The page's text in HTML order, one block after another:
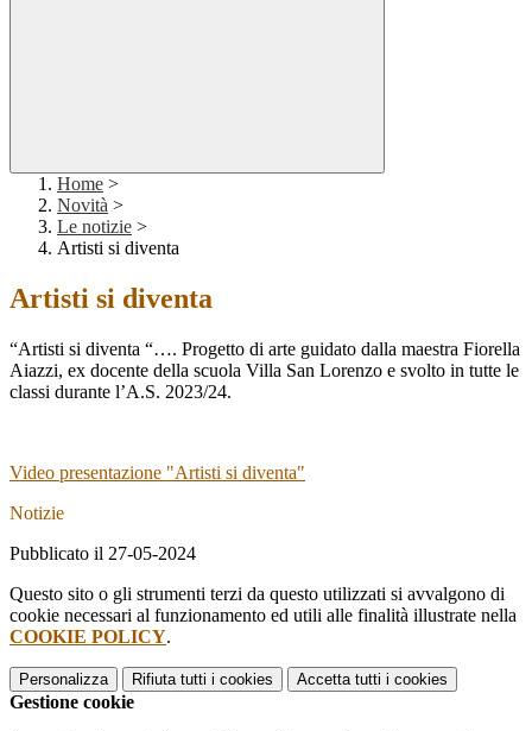
Home >
Novità >
Le notizie >
Artisti si diventa
Artisti si diventa
“Artisti si diventa “…. Progetto di arte guidato dalla maestra Fiorella
Aiazzi, ex docente della scuola Villa San Lorenzo e svolto in tutte le
classi durante l’A.S. 2023/24.
Video presentazione "Artisti si diventa"
Notizie
Pubblicato il 27-05-2024
Questo sito o gli strumenti terzi da questo utilizzati si avvalgono di
cookie necessari al funzionamento ed utili alle finalità illustrate nella
COOKIE POLICY.
Personalizza Rifiuta tutti i cookies Accetta tutti i cookies
Gestione cookie